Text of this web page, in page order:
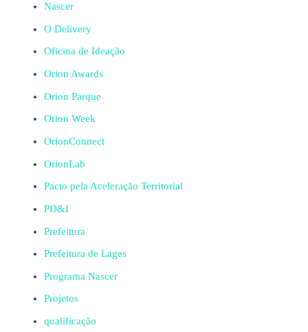
Nascer
O Delivery
Oficina de Ideação
Orion Awards
Orion Parque
Orion Week
OrionConnect
OrionLab
Pacto pela Aceleração Territorial
PD&I
Prefeitura
Prefeitura de Lages
Programa Nascer
Projetos
qualificação